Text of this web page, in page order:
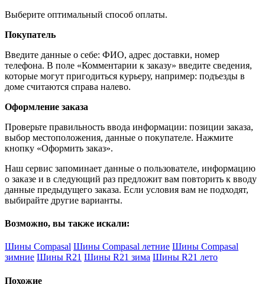
Выберите оптимальный способ оплаты.
Покупатель
Введите данные о себе: ФИО, адрес доставки, номер
телефона. В поле «Комментарии к заказу» введите сведения,
которые могут пригодиться курьеру, например: подъезды в
доме считаются справа налево.
Оформление заказа
Проверьте правильность ввода информации: позиции заказа,
выбор местоположения, данные о покупателе. Нажмите
кнопку «Оформить заказ».
Наш сервис запоминает данные о пользователе, информацию
о заказе и в следующий раз предложит вам повторить к вводу
данные предыдущего заказа. Если условия вам не подходят,
выбирайте другие варианты.
Возможно, вы также искали:
Шины Compasal Шины Compasal летние Шины Compasal
зимние Шины R21 Шины R21 зима Шины R21 лето
Похожие